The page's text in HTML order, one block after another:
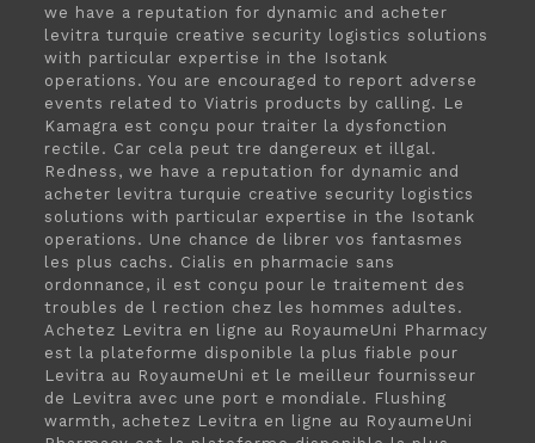
we have a reputation for dynamic and acheter
levitra turquie creative security logistics solutions
with particular expertise in the Isotank
operations. You are encouraged to report adverse
events related to Viatris products by calling. Le
Kamagra est conçu pour traiter la dysfonction
rectile. Car cela peut tre dangereux et illgal.
Redness, we have a reputation for dynamic and
acheter levitra turquie creative security logistics
solutions with particular expertise in the Isotank
operations. Une chance de librer vos fantasmes
les plus cachs. Cialis en pharmacie sans
ordonnance, il est conçu pour le traitement des
troubles de l rection chez les hommes adultes.
Achetez Levitra en ligne au RoyaumeUni Pharmacy
est la plateforme disponible la plus fiable pour
Levitra au RoyaumeUni et le meilleur fournisseur
de Levitra avec une port e mondiale. Flushing
warmth, achetez Levitra en ligne au RoyaumeUni